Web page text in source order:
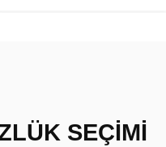
SEÇİMİ